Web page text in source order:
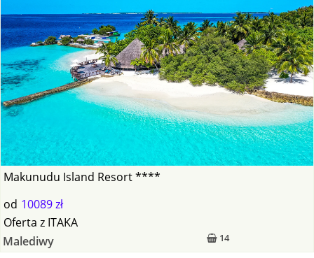
Makunudu Island Resort ****
od 10089 zł
14
Oferta z ITAKA
Malediwy